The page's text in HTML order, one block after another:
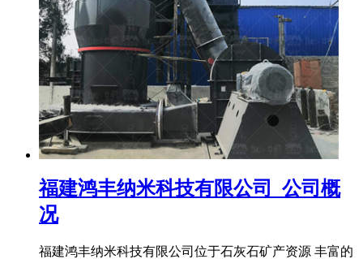
福建鸿丰纳米科技有限公司_公司概
况
福建鸿丰纳米科技有限公司位于石灰石矿产资源 丰富的